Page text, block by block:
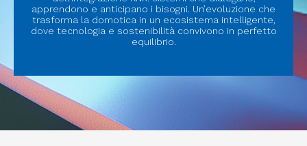
apprendono e anticipano i bisogni. Un’evoluzione che
trasforma la domotica in un ecosistema intelligente,
dove tecnologia e sostenibilità convivono in perfetto
equilibrio.